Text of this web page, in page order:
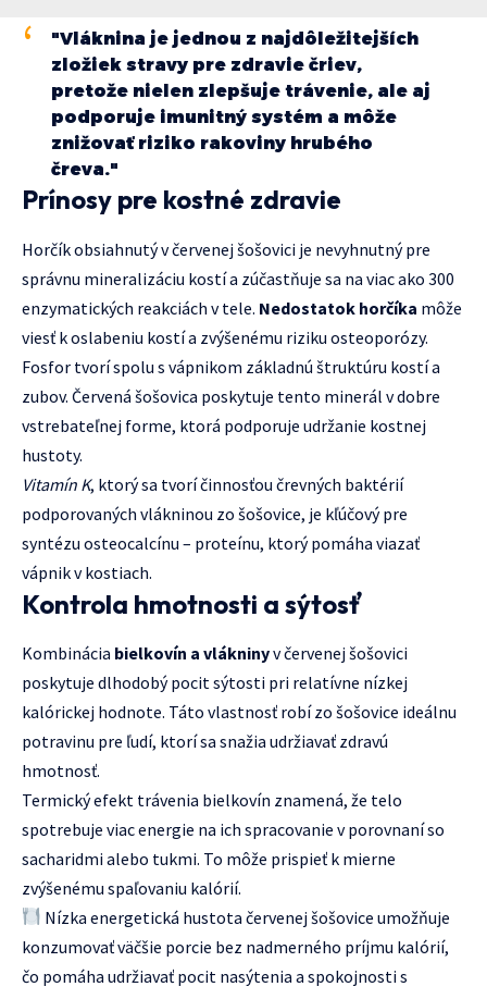
"Vláknina je jednou z najdôležitejších
zložiek stravy pre zdravie čriev,
pretože nielen zlepšuje trávenie, ale aj
podporuje imunitný systém a môže
znižovať riziko rakoviny hrubého
čreva."
Prínosy pre kostné zdravie
Horčík obsiahnutý v červenej šošovici je nevyhnutný pre
správnu mineralizáciu kostí a zúčastňuje sa na viac ako 300
enzymatických reakciách v tele. Nedostatok horčíka môže
viesť k oslabeniu kostí a zvýšenému riziku osteoporózy.
Fosfor tvorí spolu s vápnikom základnú štruktúru kostí a
zubov. Červená šošovica poskytuje tento minerál v dobre
vstrebateľnej forme, ktorá podporuje udržanie kostnej
hustoty.
Vitamín K, ktorý sa tvorí činnosťou črevných baktérií
podporovaných vlákninou zo šošovice, je kľúčový pre
syntézu osteocalcínu – proteínu, ktorý pomáha viazať
vápnik v kostiach.
Kontrola hmotnosti a sýtosť
Kombinácia bielkovín a vlákninyv červenej šošovici
poskytuje dlhodobý pocit sýtosti pri relatívne nízkej
kalórickej hodnote. Táto vlastnosť robí zo šošovice ideálnu
potravinu pre ľudí, ktorí sa snažia udržiavať zdravú
hmotnosť.
Termický efekt trávenia bielkovín znamená, že telo
spotrebuje viac energie na ich spracovanie v porovnaní so
sacharidmi alebo tukmi. To môže prispieť k mierne
zvýšenému spaľovaniu kalórií.
Nízka energetická hustota červenej šošovice umožňuje
konzumovať väčšie porcie bez nadmerného príjmu kalórií,
čo pomáha udržiavať pocit nasýtenia a spokojnosti s